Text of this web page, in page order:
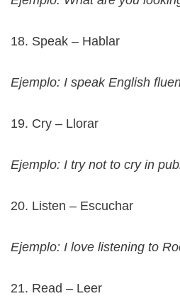
18. Speak – Hablar
Ejemplo: I speak English
19. Cry – Llorar
Ejemplo: I try not to cry in
20. Listen – Escuchar
Ejemplo: I love listening to
21. Read – Leer